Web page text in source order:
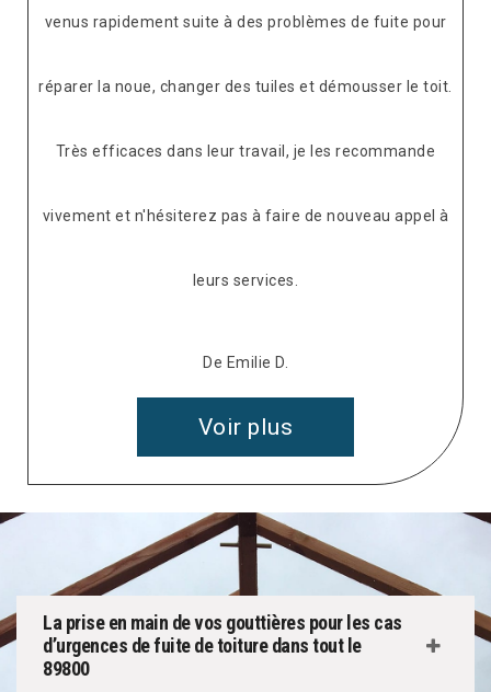
venus rapidement suite à des problèmes de fuite pour
réparer la noue, changer des tuiles et démousser le toit.
Très efficaces dans leur travail, je les recommande
vivement et n'hésiterez pas à faire de nouveau appel à
leurs services.
De Emilie D.
Voir plus
La prise en main de vos gouttières pour les cas
d’urgences de fuite de toiture dans tout le
89800